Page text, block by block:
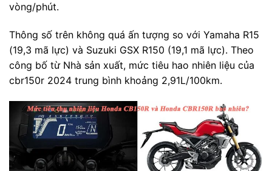
vòng/phút.
Thông số trên không quá ấn tượng so với Yamaha R15
(19,3 mã lực) và Suzuki GSX R150 (19,1 mã lực). Theo
công bố từ Nhà sản xuất, mức tiêu hao nhiên liệu của
cbr150r 2024 trung bình khoảng 2,91L/100km.